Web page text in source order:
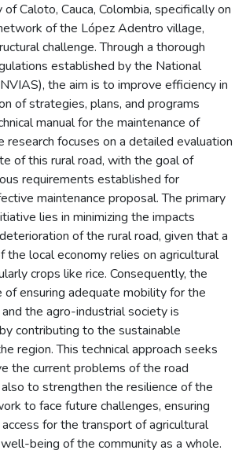
Caloto, Cauca, Colombia, specifically on
of the López Adentro village,
challenge. Through a thorough
established by the National
the aim is to improve efficiency in
of strategies, plans, and programs
manual for the maintenance of
research focuses on a detailed evaluation
of this rural road, with the goal of
requirements established for
maintenance proposal. The primary
lies in minimizing the impacts
of the rural road, given that a
the local economy relies on agricultural
crops like rice. Consequently, the
of ensuring adequate mobility for the
the agro-industrial society is
contributing to the sustainable
region. This technical approach seeks
the current problems of the road
to strengthen the resilience of the
to face future challenges, ensuring
for the transport of agricultural
being of the community as a whole.